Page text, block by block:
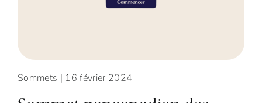
Sommets | 16 février 2024